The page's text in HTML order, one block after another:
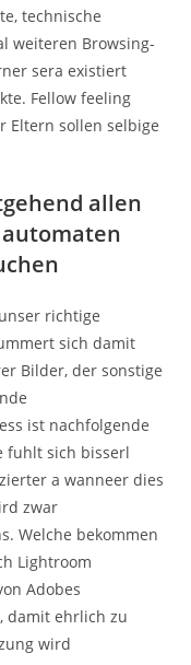
technische
weiteren Browsing-
sera existiert
Fellow feeling
Eltern sollen selbige
allen
richtige
sich damit
Bilder, der sonstige
ist nachfolgende
fuhlt sich bisserl
a wanneer dies
zwar
Welche bekommen
Lightroom
Adobes
damit ehrlich zu
wird